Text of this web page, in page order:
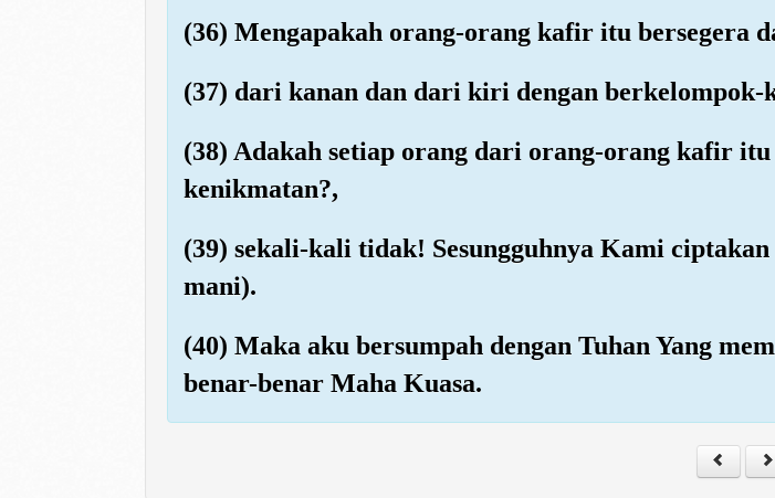
(36) Mengapakah orang-orang kafir itu bersegera
(37) dari kanan dan dari kiri dengan berkelompok-
(38) Adakah setiap orang dari orang-orang kafir
kenikmatan?,
(39) sekali-kali tidak! Sesungguhnya Kami
mani).
(40) Maka aku bersumpah dengan Tuhan Yang
benar-benar Maha Kuasa.